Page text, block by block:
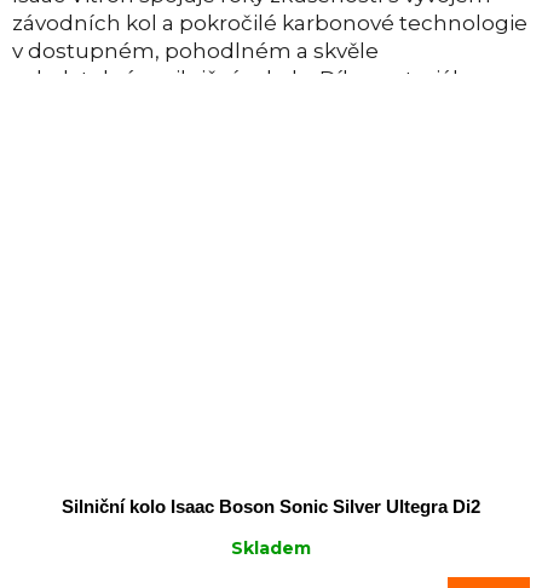
závodních kol a pokročilé karbonové technologie
v dostupném, pohodlném a skvěle
ovladatelném silničním kole. Díky materiálu
Silniční kolo Isaac Boson Sonic Silver Ultegra Di2
Skladem